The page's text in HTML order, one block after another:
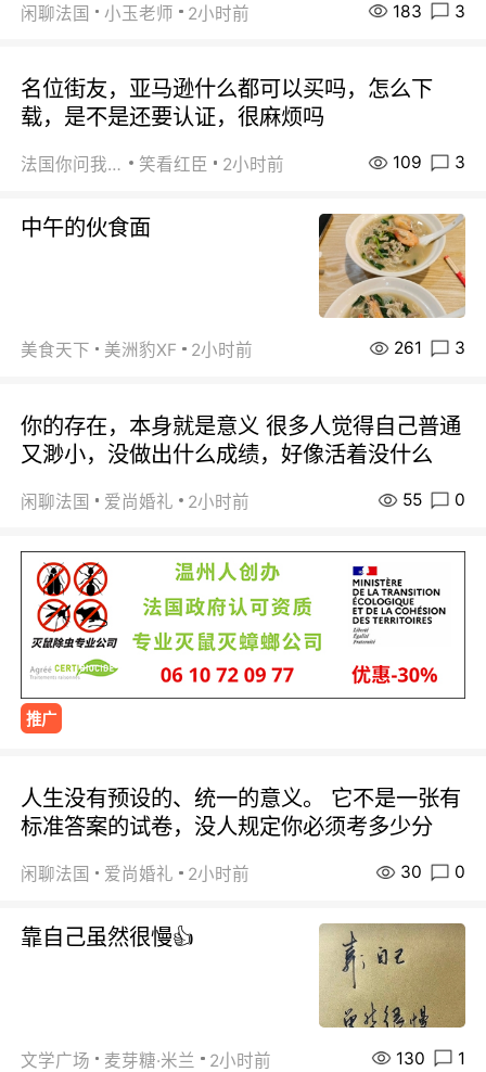
闲聊法国 小玉老师 2小时前 183 3
名位街友，亚马逊什么都可以买吗，怎么下
载，是不是还要认证，很麻烦吗
法国你问我答 笑看红臣 2小时前 109 3
中午的伙食面
美食天下 美洲豹XF 2小时前 261 3
你的存在，本身就是意义 很多人觉得自己普通
又渺小，没做出什么成绩，好像活着没什么
闲聊法国 爱尚婚礼 2小时前 55 0
推广
人生没有预设的、统一的意义。 它不是一张有
标准答案的试卷，没人规定你必须考多少分
闲聊法国 爱尚婚礼 2小时前 30 0
靠自己虽然很慢👍
文学广场 麦芽糖·米兰 2小时前 130 1